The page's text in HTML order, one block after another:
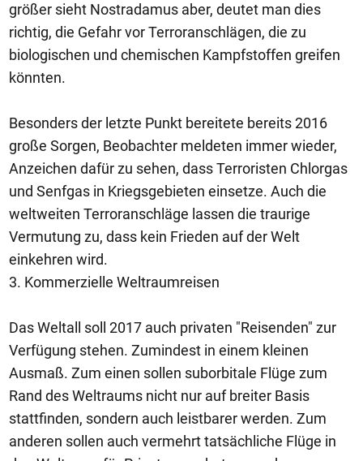
größer sieht Nostradamus aber, deutet man dies
richtig, die Gefahr vor Terroranschlägen, die zu
biologischen und chemischen Kampfstoffen greifen
könnten.
Besonders der letzte Punkt bereitete bereits 2016
große Sorgen, Beobachter meldeten immer wieder,
Anzeichen dafür zu sehen, dass Terroristen Chlorgas
und Senfgas in Kriegsgebieten einsetze. Auch die
weltweiten Terroranschläge lassen die traurige
Vermutung zu, dass kein Frieden auf der Welt
einkehren wird.
3. Kommerzielle Weltraumreisen
Das Weltall soll 2017 auch privaten "Reisenden" zur
Verfügung stehen. Zumindest in einem kleinen
Ausmaß. Zum einen sollen suborbitale Flüge zum
Rand des Weltraums nicht nur auf breiter Basis
stattfinden, sondern auch leistbarer werden. Zum
anderen sollen auch vermehrt tatsächliche Flüge in